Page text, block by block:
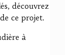
découvrez
ce projet.
à